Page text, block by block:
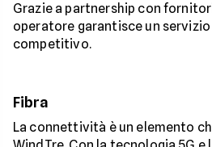
Grazie a partnership con
operatore garantisce un
competitivo.
Fibra
La connettività è un elemento